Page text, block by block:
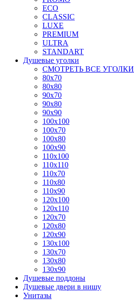
ECO
CLASSIC
LUXE
PREMIUM
ULTRA
STANDART
Душевые уголки
СМОТРЕТЬ ВСЕ УГОЛКИ
80x70
80x80
90x70
90x80
90x90
100x100
100x70
100x80
100x90
110x100
110x110
110x70
110x80
110x90
120x100
120x110
120x70
120x80
120x90
130x100
130x70
130x80
130x90
Душевые поддоны
Душевые двери в нишу
Унитазы